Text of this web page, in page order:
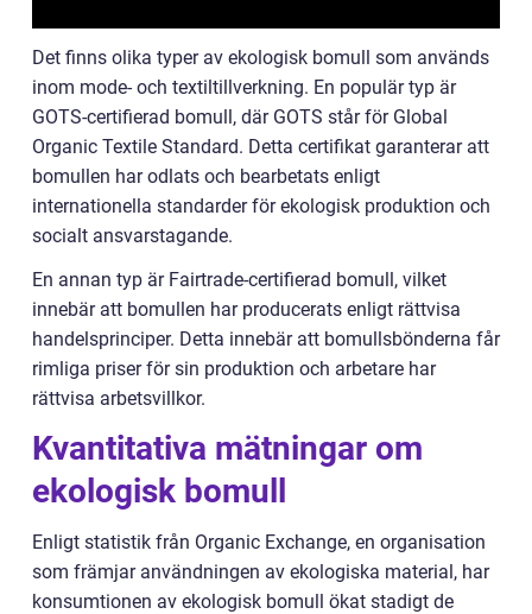
Det finns olika typer av ekologisk bomull som används
inom mode- och textiltillverkning. En populär typ är
GOTS-certifierad bomull, där GOTS står för Global
Organic Textile Standard. Detta certifikat garanterar att
bomullen har odlats och bearbetats enligt
internationella standarder för ekologisk produktion och
socialt ansvarstagande.
En annan typ är Fairtrade-certifierad bomull, vilket
innebär att bomullen har producerats enligt rättvisa
handelsprinciper. Detta innebär att bomullsbönderna får
rimliga priser för sin produktion och arbetare har
rättvisa arbetsvillkor.
Kvantitativa mätningar om
ekologisk bomull
Enligt statistik från Organic Exchange, en organisation
som främjar användningen av ekologiska material, har
konsumtionen av ekologisk bomull ökat stadigt de